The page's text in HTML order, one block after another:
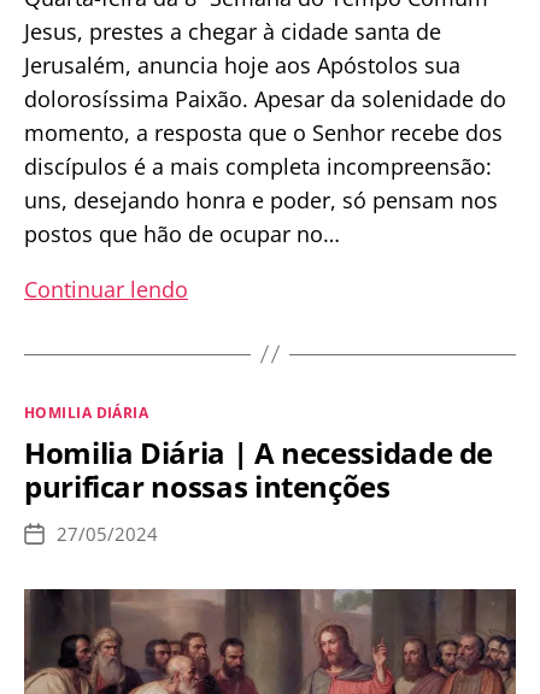
Jesus, prestes a chegar à cidade santa de
Jerusalém, anuncia hoje aos Apóstolos sua
dolorosíssima Paixão. Apesar da solenidade do
momento, a resposta que o Senhor recebe dos
discípulos é a mais completa incompreensão:
uns, desejando honra e poder, só pensam nos
postos que hão de ocupar no…
Continuar lendo
|
que
nos
Cristo
Categorias
HOMILIA DIÁRIA
Homilia Diária | A necessidade de
purificar nossas intenções
Data
publicação
27/05/2024